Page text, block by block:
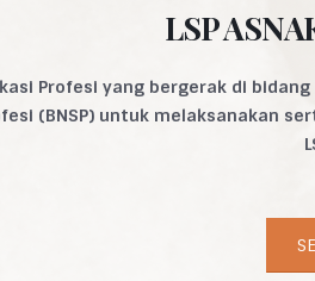
LSP
Profesi yang bergerak di
(BNSP) untuk melaksanakan